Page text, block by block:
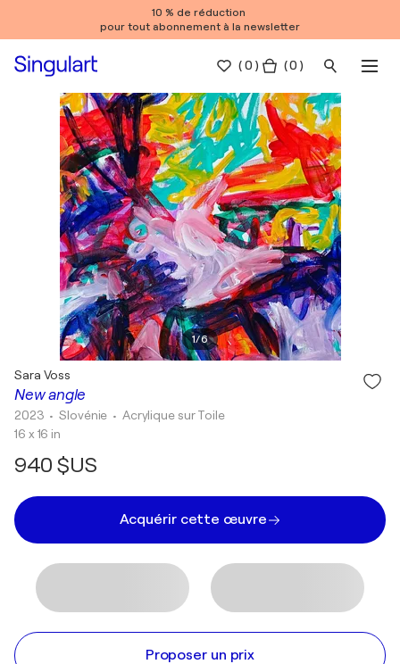
10 % de réduction
pour tout abonnement à la newsletter
(0 ) ( 0 )
1/6
New angle
Sara Voss
2023 • Slovénie • Acrylique sur Toile
16 x 16 in
940 $US
Acquérir cette œuvre
Proposer un prix